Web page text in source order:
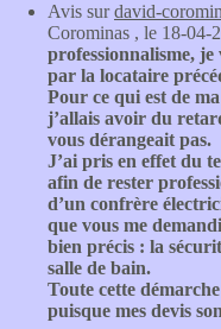
Avis surdavid-
Corominas , le 18-04-
professionnalisme, je
par la locataire
Pour ce qui est de
j’allais avoir du
vous dérangeait pas.
J’ai pris en effet du
afin de rester
d’un confrère
que vous me
bien précis : la
salle de bain.
Toute cette
puisque mes devis